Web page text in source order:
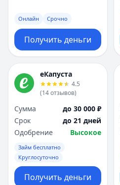
Онлайн Срочно
Получить деньги
еКапуста
4.5
(14отзывов)
Сумма
до 30 000 ₽
Срок
до 21 дней
Одобрение
Высокое
Займ бесплатно
Круглосуточно
Получить деньги